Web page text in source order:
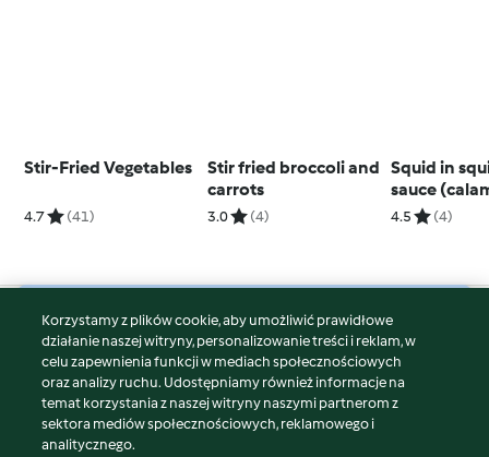
Stir-Fried Vegetables
4.7 (41)
Stir fried broccoli and
carrots
3.0 (4)
Squid in
sauce
su tinta)
4.5 (4)
© Copyright 2026
Warunki korzystania
Polityka prywatności
Disclaimer
Znak wydawcy
Korzystamy z plików cookie, aby umożliwić prawidłowe
działanie naszej witryny, personalizowanie treści i reklam, w
celu zapewnienia funkcji w mediach społecznościowych
oraz analizy ruchu. Udostępniamy również informacje na
temat korzystania z naszej witryny naszymi partnerom z
sektora mediów społecznościowych, reklamowego i
analitycznego.